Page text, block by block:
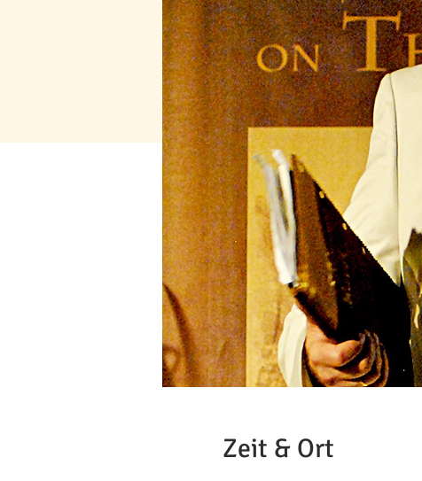
Zeit & Ort